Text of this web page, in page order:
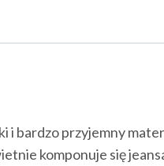
i bardzo przyjemny
komponuje się